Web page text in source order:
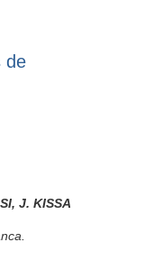
de
J. KISSA